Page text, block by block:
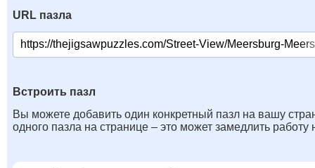
URL пазла
Встроить пазл
Вы можете добавить один конкретный пазл на вашу
одного пазла на странице – это может замедлить